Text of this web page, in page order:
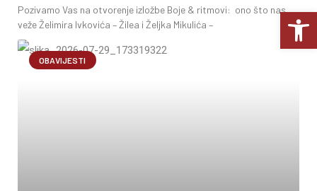
Pozivamo Vas na otvorenje izložbe Boje & ritmovi: ono što nas
veže Želimira Ivkovića – Žilea i Željka Mikulića –
OBAVIJESTI